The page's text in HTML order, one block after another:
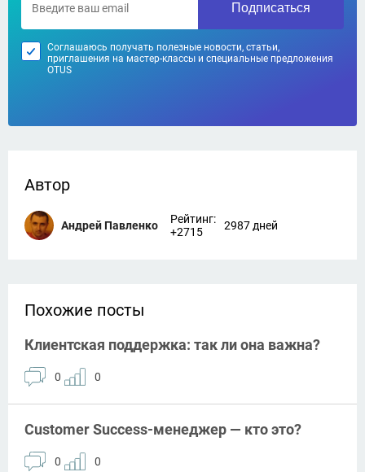
Подписаться
Соглашаюсь получать полезные новости, статьи,
приглашения на мастер-классы и специальные предложения
OTUS
Автор
Андрей Павленко
Рейтинг:
+2715
2987 дней
Похожие посты
Клиентская поддержка: так ли она важна?
0 0
Customer Success-менеджер — кто это?
0 0